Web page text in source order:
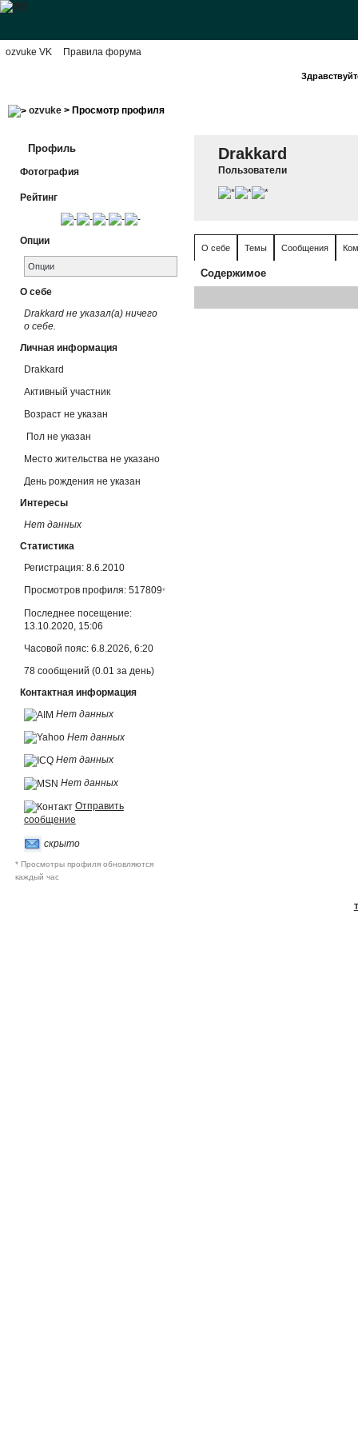
ozvuke VK Правила форума
ozvuke> Просмотр профиля
Профиль
Фотография
Рейтинг
Опции
Опции
О себе
Drakkard не указал(а) ничего
о себе.
Личная информация
Drakkard
Активный участник
Возраст не указан
Пол не указан
Место жительства не указано
День рождения не указан
Интересы
Нет данных
Статистика
Регистрация: 8.6.2010
Просмотров профиля: 517809*
Последнее посещение:
13.10.2020, 15:06
Часовой пояс: 6.8.2026, 6:20
78 сообщений (0.01 за день)
Контактная информация
Нет данных
Нет данных
Нет данных
Нет данных
Отправить
сообщение
скрыто
* Просмотры профиля обновляются
каждый час
Drakkard
Пользователи
О себе Темы Сообщения
Содержимое